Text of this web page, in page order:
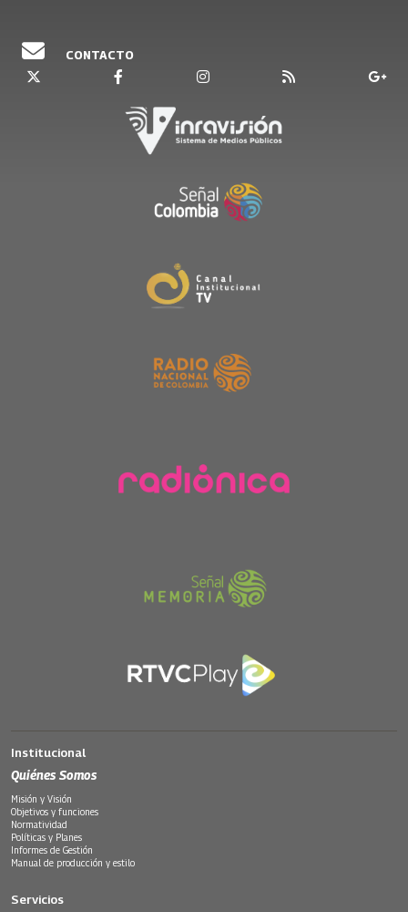
CONTACTO
Institucional
Quiénes Somos
Misión y Visión
Objetivos y funciones
Normatividad
Políticas y Planes
Informes de Gestión
Manual de producción y estilo
Servicios